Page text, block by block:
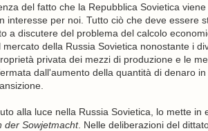
del fatto che la Repubblica Sovietica
per noi. Tutto ciò che deve essere
a discutere del problema del calcolo
della Russia Sovietica nonostante i
privata dei mezzi di produzione e le
dall'aumento della quantità di denaro
alla luce nella Russia Sovietica, lo mette in
der Sowjetmacht. Nelle deliberazioni del